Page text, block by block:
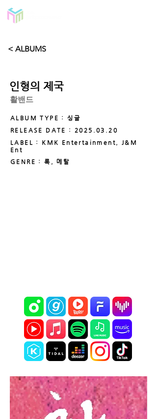
< ALBUMS
인형의 제국
활밴드
ALBUM TYPE : 싱글
RELEASE DATE : 2025.03.20
LABEL : KMK Entertainment, J&M
Ent
GENRE : 록, 메탈